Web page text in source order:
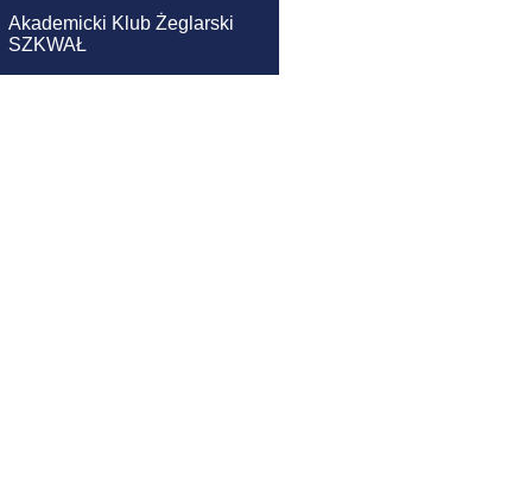
Akademicki Klub Żeglarski
SZKWAŁ